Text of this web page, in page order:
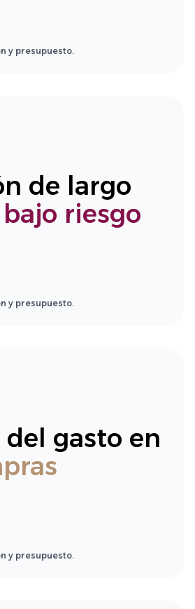
y presupuesto.
de largo
riesgo
y presupuesto.
gasto en
y presupuesto.